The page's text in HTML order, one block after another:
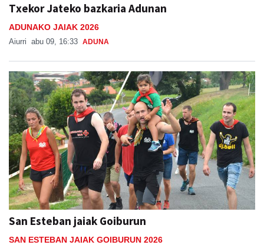
Txekor Jateko bazkaria Adunan
ADUNAKO JAIAK 2026
Aiurri abu 09, 16:33 ADUNA
San Esteban jaiak Goiburun
SAN ESTEBAN JAIAK GOIBURUN 2026